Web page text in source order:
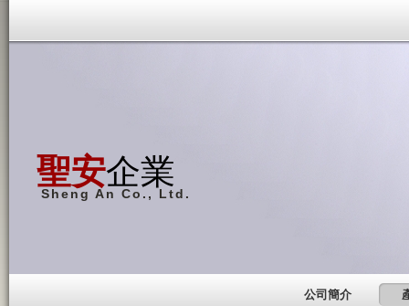
聖安企業
Sheng An Co., Ltd.
公司簡介